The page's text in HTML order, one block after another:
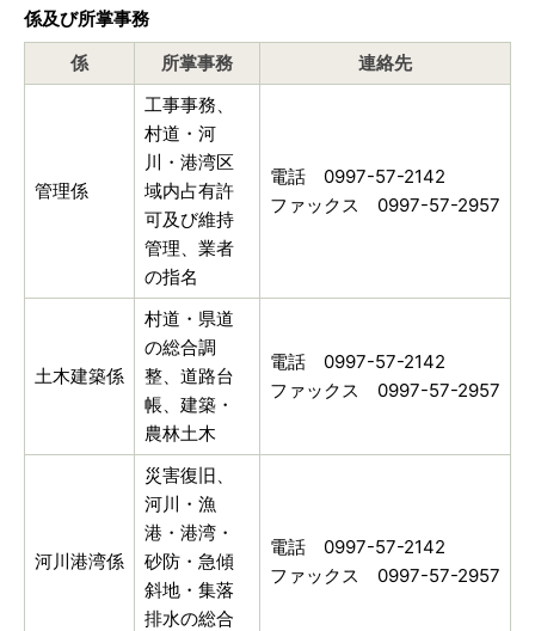
係及び所掌事務
係
所掌事務 連絡先
管理係
工事事務、
村道・河
川・港湾区
域内占有許
可及び維持
管理、業者
の指名
電話 0997-57-2142
ファックス 0997-57-2957
土木建築係
村道・県道
の総合調
整、道路台
帳、建築・
農林土木
電話 0997-57-2142
ファックス 0997-57-2957
河川港湾係
災害復旧、
河川・漁
港・港湾・
砂防・急傾
斜地・集落
排水の総合
電話 0997-57-2142
ファックス 0997-57-2957